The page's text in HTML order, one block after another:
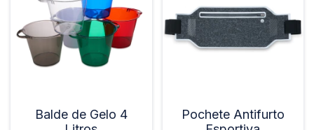
Balde de Gelo 4
Pochete Antifurto